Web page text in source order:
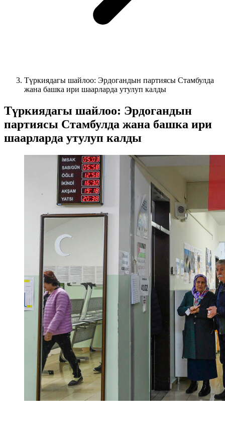
Түркиядагы шайлоо: Эрдогандын партиясы Стамбулда
жана башка ири шаарларда утулуп калды
Түркиядагы шайлоо: Эрдогандын
партиясы Стамбулда жана башка ири
шаарларда утулуп калды